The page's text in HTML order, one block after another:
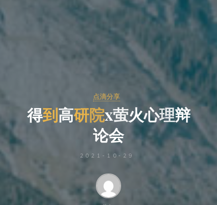
点滴分享
得到高研院x萤火心理
理辩
论会
会
2021-10-29